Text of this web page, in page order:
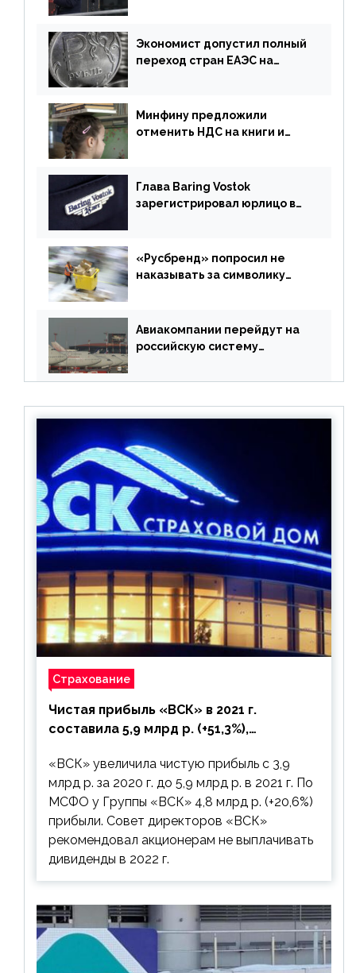
Экономист допустил полный
переход стран ЕАЭС на
Минфину предложили
отменить НДС на книги и
Глава Baring Vostok
зарегистрировал юрлицо в
«Русбренд» попросил не
наказывать за символику
Авиакомпании перейдут на
российскую систему
Страхование
Чистая прибыль «ВСК» в 2021 г.
составила 5,9 млрд р. (+51,3%),
выплачивать
«ВСК» увеличила чистую прибыль с 3,9
млрд р. за 2020 г. до 5,9 млрд р. в 2021 г. По
МСФО у Группы «ВСК» 4,8 млрд р. (+20,6%)
прибыли. Совет директоров «ВСК»
рекомендовал акционерам не выплачивать
дивиденды в 2022 г.